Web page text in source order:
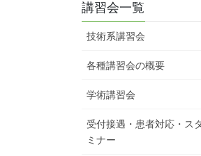
講習会一覧
技術系講習会
各種講習会の概要
学術講習会
受付接遇・患者対応・ス
ミナー